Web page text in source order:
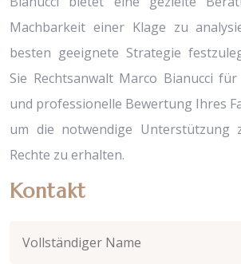
Machbarkeit einer Klage zu
besten geeignete Strategie
Sie Rechtsanwalt Marco Bianucci
und professionelle Bewertung Ihres
um die notwendige Unterstützung
Rechte zu erhalten.
Kontakt